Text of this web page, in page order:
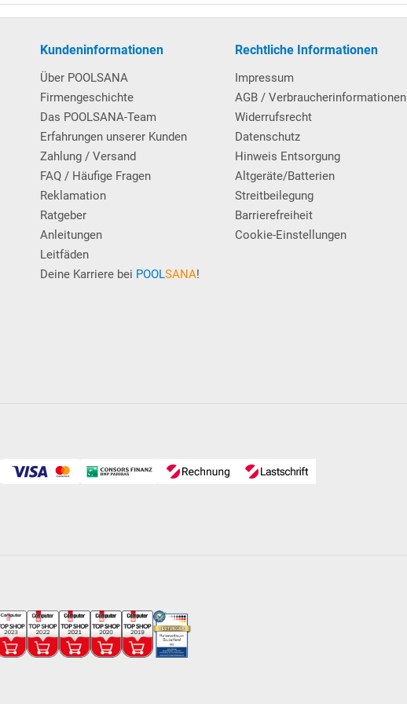
Trittstufen. An der Außenseite des
Einbauhülsen (im Lieferumfang enthalten),
die Leiterholme dienen.
- mit Filterbehälter Ø 400 mm sowieSPECK-Poolpumpe
und Anschlussstecker montiert
Filter-Quarzsand.
Kundeninformationen
Über POOLSANA
Firmengeschichte
Das POOLSANA-Team
Erfahrungen unserer Kunden
Zahlung / Versand
FAQ / Häufige Fragen
Reklamation
Ratgeber
Anleitungen
Leitfäden
Deine Karriere bei POOLSANA!
Rechtliche Informationen
Impressum
AGB / Verbraucherinformationen
Widerrufsrecht
Datenschutz
Hinweis Entsorgung
Altgeräte/Batterien
Streitbeilegung
Barrierefreiheit
Cookie-Einstellungen